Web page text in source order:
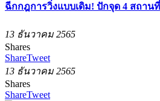
ฉีกกฎการวิ่งแบบเดิม! ปักจุด 4 สถาน
13 ธันวาคม 2565
Shares
ShareTweet
13 ธันวาคม 2565
Shares
ShareTweet